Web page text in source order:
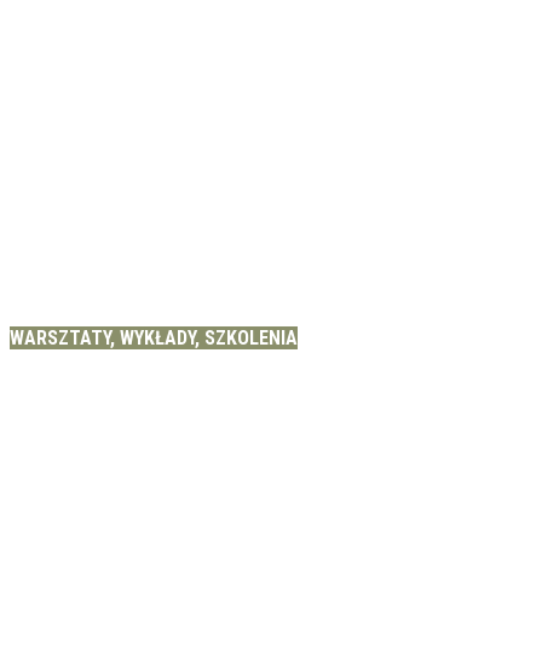
WARSZTATY, WYKŁADY, SZKOLENIA